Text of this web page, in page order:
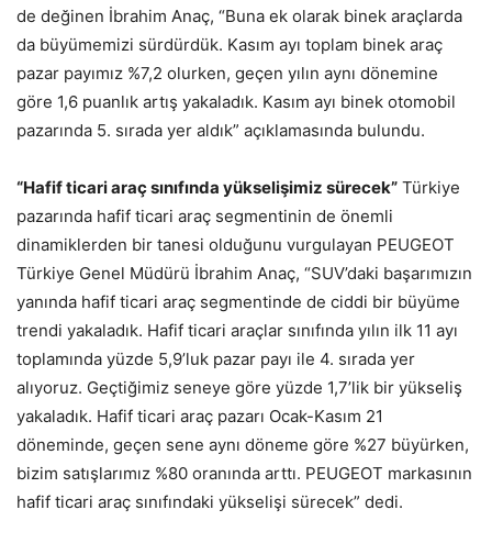
de değinen İbrahim Anaç, “Buna ek olarak binek araçlarda
da büyümemizi sürdürdük. Kasım ayı toplam binek araç
pazar payımız %7,2 olurken, geçen yılın aynı dönemine
göre 1,6 puanlık artış yakaladık. Kasım ayı binek otomobil
pazarında 5. sırada yer aldık” açıklamasında bulundu.
“Hafif ticari araç sınıfında yükselişimiz sürecek” Türkiye
pazarında hafif ticari araç segmentinin de önemli
dinamiklerden bir tanesi olduğunu vurgulayan PEUGEOT
Türkiye Genel Müdürü İbrahim Anaç, “SUV’daki başarımızın
yanında hafif ticari araç segmentinde de ciddi bir büyüme
trendi yakaladık. Hafif ticari araçlar sınıfında yılın ilk 11 ayı
toplamında yüzde 5,9’luk pazar payı ile 4. sırada yer
alıyoruz. Geçtiğimiz seneye göre yüzde 1,7’lik bir yükseliş
yakaladık. Hafif ticari araç pazarı Ocak-Kasım 21
döneminde, geçen sene aynı döneme göre %27 büyürken,
bizim satışlarımız %80 oranında arttı. PEUGEOT markasının
hafif ticari araç sınıfındaki yükselişi sürecek” dedi.